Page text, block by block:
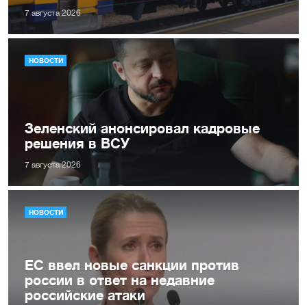
7 августа 2026
НОВОСТИ
Зеленский анонсировал кадровые
решения в ВСУ
7 августа 2026
НОВОСТИ
ЕС ввел новые санкции против
россии в ответ на недавние
российские атаки